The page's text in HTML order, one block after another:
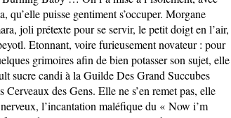
qu’elle puisse gentiment s’occuper. Morgane
joli prétexte pour se servir, le petit doigt en l’air,
Etonnant, voire furieusement novateur : pour
grimoires afin de bien potasser son sujet, elle
sucre candi à la Guilde Des Grand Succubes
des Gens. Elle ne s’en remet pas, elle
l’incantation maléfique du « Now i’m